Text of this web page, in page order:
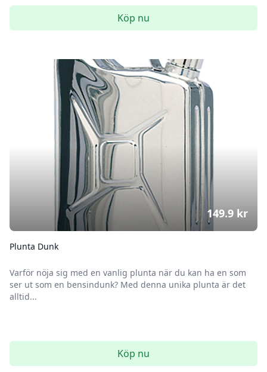
Köp nu
Plunta Dunk
Varför nöja sig med en vanlig plunta när du kan ha en som
ser ut som en bensindunk? Med denna unika plunta är det
alltid...
149.9 kr
Köp nu